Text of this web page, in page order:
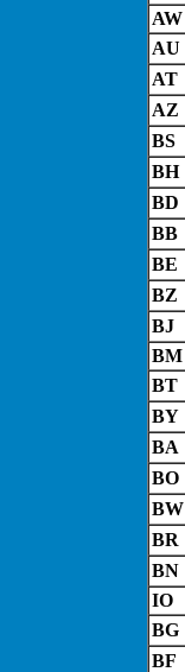
AW
AU
AT
AZ
BS
BH
BD
BB
BE
BZ
BJ
BM
BT
BY
BA
BO
BW
BR
BN
IO
BG
BF